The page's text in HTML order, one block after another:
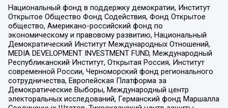
Национальный фонд в поддержку демократии, Институт
Открытое Общество Фонд Содействия, Фонд Открытое
общество, Американо-российский фонд по
экономическому и правовому развитию, Национальный
Демократический Институт Международных Отношений,
MEDIA DEVELOPMENT INVESTMENT FUND, Международный
Республиканский Институт, Открытая Россия, Институт
современной России, Черноморский фонд регионального
сотрудничества, Европейская Платформа за
Демократические Выборы, Международный центр
электоральных исследований, Германский фонд Маршалла